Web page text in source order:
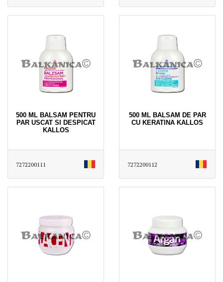
500 ML BALSAM PENTRU
PAR USCAT SI DESPICAT
KALLOS
7272200111
500 ML BALSAM DE PAR
CU KERATINA KALLOS
7272200112